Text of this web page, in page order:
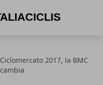
Ciclomercato 2017, la BMC
cambia